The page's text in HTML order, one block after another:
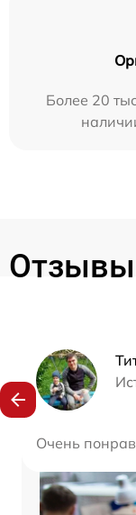
Более 20
Отзывы
Очень